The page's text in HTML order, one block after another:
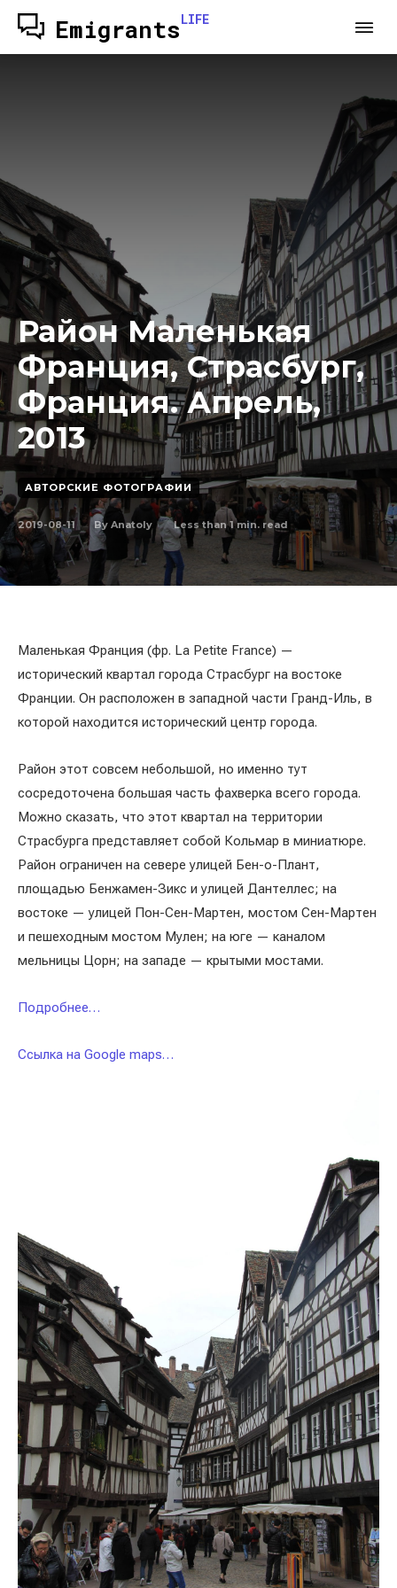
EmigrantsLIFE
Район Маленькая
Франция, Страсбург,
Франция. Апрель,
2013
АВТОРСКИЕ ФОТОГРАФИИ
2019-08-11 By Anatoly Less than 1min. read
Маленькая Франция (фр. La Petite France) —
исторический квартал города Страсбург на востоке
Франции. Он расположен в западной части Гранд-Иль, в
которой находится исторический центр города.
Район этот совсем небольшой, но именно тут
сосредоточена большая часть фахверка всего города.
Можно сказать, что этот квартал на территории
Страсбурга представляет собой Кольмар в миниатюре.
Район ограничен на севере улицей Бен-о-Плант,
площадью Бенжамен-Зикс и улицей Дантеллес; на
востоке — улицей Пон-Сен-Мартен, мостом Сен-Мартен
и пешеходным мостом Мулен; на юге — каналом
мельницы Цорн; на западе — крытыми мостами.
Подробнее…
Ссылка на Google maps…